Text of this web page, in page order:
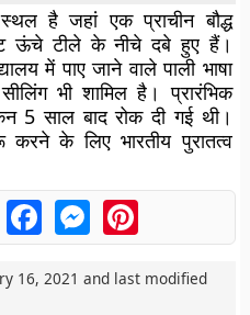
है जहां एक प्राचीन बौद्ध
ऊंचे टीले के नीचे दबे हुए हैं।
में पाए जाने वाले पाली भाषा
भी शामिल है। प्रारंभिक
5 साल बाद रोक दी गई थी।
के लिए भारतीय पुरातत्व
FacebookMessengerPinterest
16, 2021 and last modified